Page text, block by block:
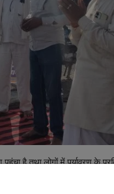
है तथा लोगों में पर्यावरण के